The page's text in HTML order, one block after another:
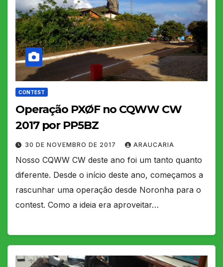
CONTEST
Operação PXØF no CQWW CW
2017 por PP5BZ
30 DE NOVEMBRO DE 2017 ARAUCARIA
Nosso CQWW CW deste ano foi um tanto quanto
diferente. Desde o início deste ano, começamos a
rascunhar uma operação desde Noronha para o
contest. Como a ideia era aproveitar…